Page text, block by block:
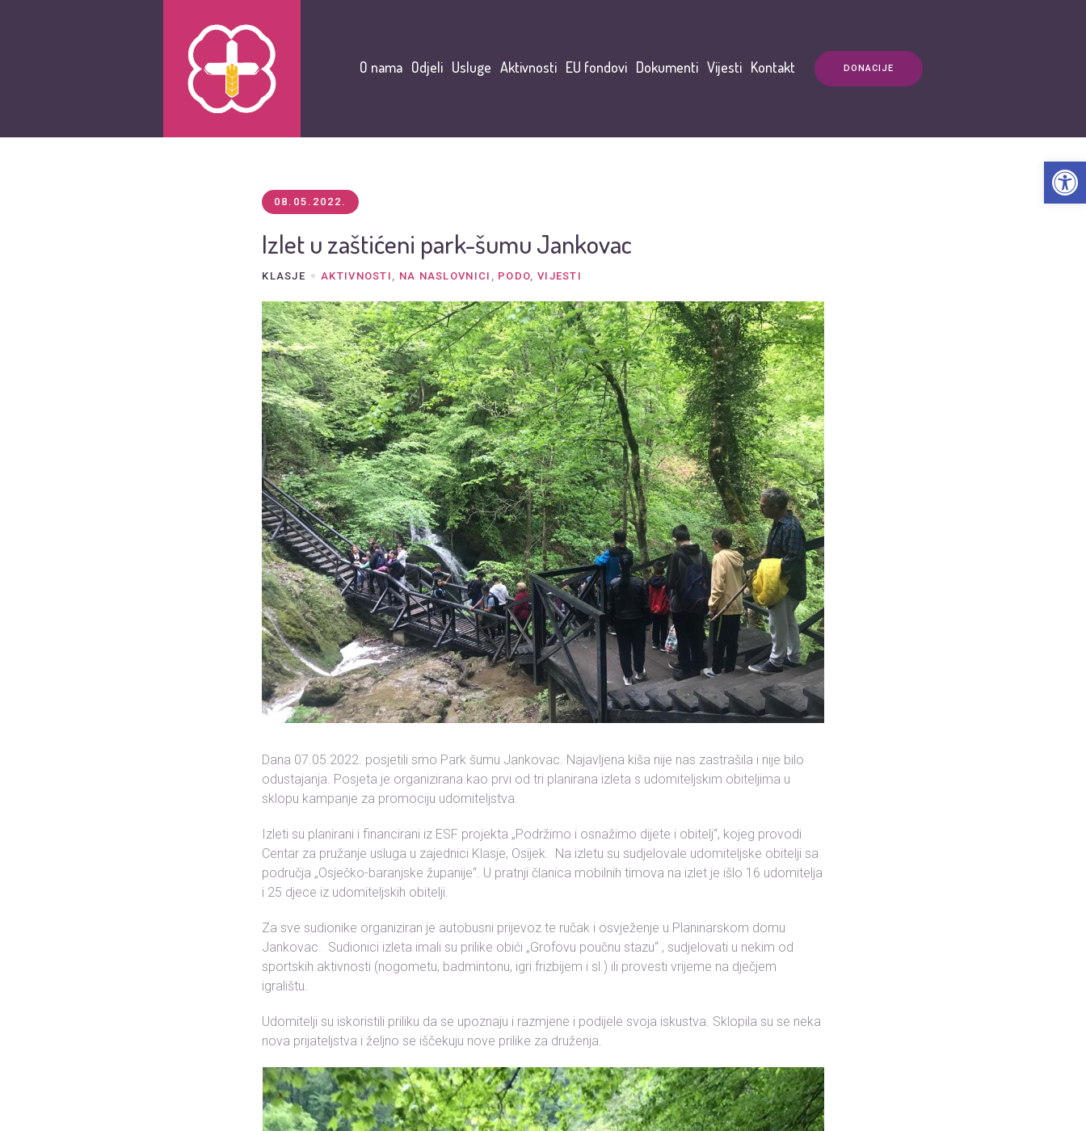
DONACIJE
O nama Odjeli Usluge Aktivnosti EU fondovi Dokumenti Vijesti Kontakt
08.05.2022.
Izlet u zaštićeni park-šumu Jankovac
KLASJE AKTIVNOSTI , NA NASLOVNICI , PODO, VIJESTI
Dana 07.05.2022. posjetili smo Park šumu Jankovac. Najavljena kiša nije nas zastrašila i nije bilo
odustajanja. Posjeta je organizirana kao prvi od tri planirana izleta s udomiteljskim obiteljima u
sklopu kampanje za promociju udomiteljstva.
Izleti su planirani i financirani iz ESF projekta „Podržimo i osnažimo dijete i obitelj“, kojeg provodi
Centar za pružanje usluga u zajednici Klasje, Osijek. Na izletu su sudjelovale udomiteljske obitelji sa
područja „Osječko-baranjske županije“. U pratnji članica mobilnih timova na izlet je išlo 16 udomitelja
i 25 djece iz udomiteljskih obitelji.
Za sve sudionike organiziran je autobusni prijevoz te ručak i osvježenje u Planinarskom domu
Jankovac. Sudionici izleta imali su prilike obići „Grofovu poučnu stazu“ , sudjelovati u nekim od
sportskih aktivnosti (nogometu, badmintonu, igri frizbijem i sl.) ili provesti vrijeme na dječjem
igralištu.
Udomitelji su iskoristili priliku da se upoznaju i razmjene i podijele svoja iskustva. Sklopila su se neka
nova prijateljstva i željno se iščekuju nove prilike za druženja.